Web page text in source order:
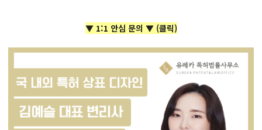
▼ 1:1 안심 문의 ▼ (클릭)